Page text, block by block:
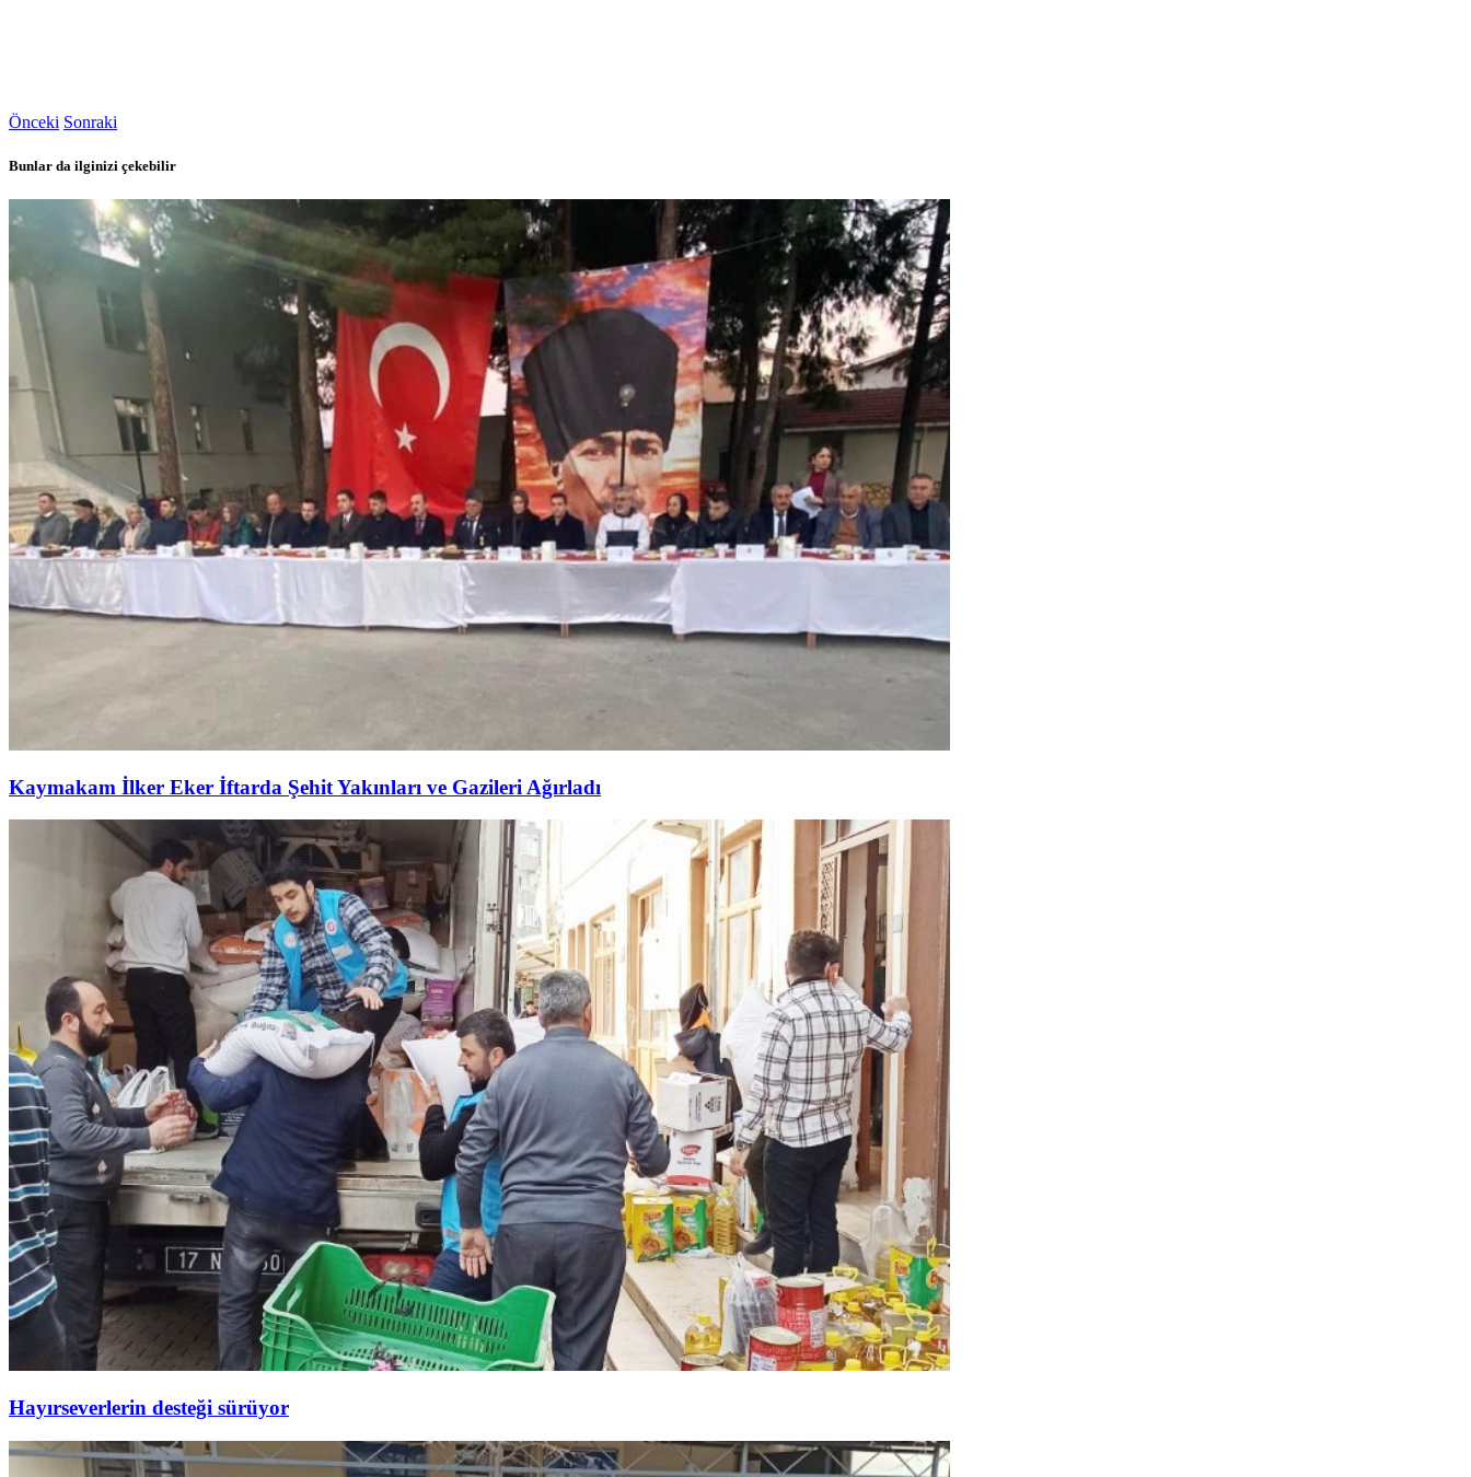
Önceki Sonraki
Bunlar da ilginizi çekebilir
Kaymakam İlker Eker İftarda Şehit Yakınları ve Gazileri Ağırladı
Hayırseverlerin desteği sürüyor